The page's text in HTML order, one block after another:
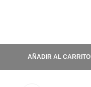
AÑADIR AL CARRITO